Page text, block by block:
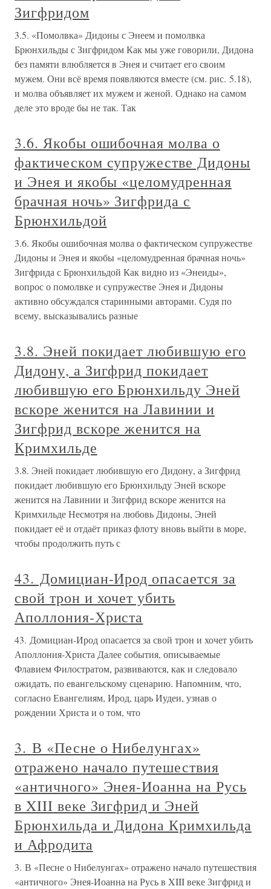
Зигфридом
3.5. «Помолвка» Дидоны с Энеем и помолвка
Брюнхильды с Зигфридом Как мы уже говорили, Дидона
без памяти влюбляется в Энея и считает его своим
мужем. Они всё время появляются вместе (см. рис. 5.18),
и молва объявляет их мужем и женой. Однако на самом
деле это вроде бы не так. Так
3.6. Якобы ошибочная молва о
фактическом супружестве Дидоны
и Энея и якобы «целомудренная
брачная ночь» Зигфрида с
Брюнхильдой
3.6. Якобы ошибочная молва о фактическом супружестве
Дидоны и Энея и якобы «целомудренная брачная ночь»
Зигфрида с Брюнхильдой Как видно из «Энеиды»,
вопрос о помолвке и супружестве Энея и Дидоны
активно обсуждался старинными авторами. Судя по
всему, высказывались разные
3.8. Эней покидает любившую его
Дидону, а Зигфрид покидает
любившую его Брюнхильду Эней
вскоре женится на Лавинии и
Зигфрид вскоре женится на
Кримхильде
3.8. Эней покидает любившую его Дидону, а Зигфрид
покидает любившую его Брюнхильду Эней вскоре
женится на Лавинии и Зигфрид вскоре женится на
Кримхильде Несмотря на любовь Дидоны, Эней
покидает её и отдаёт приказ флоту вновь выйти в море,
чтобы продолжить путь с
43. Домициан-Ирод опасается за
свой трон и хочет убить
Аполлония-Христа
43. Домициан-Ирод опасается за свой трон и хочет убить
Аполлония-Христа Далее события, описываемые
Флавием Филостратом, развиваются, как и следовало
ожидать, по евангельскому сценарию. Напомним, что,
согласно Евангелиям, Ирод, царь Иудеи, узнав о
рождении Христа и о том, что
3. В «Песне о Нибелунгах»
отражено начало путешествия
«античного» Энея-Иоанна на Русь
в XIII веке Зигфрид и Эней
Брюнхильда и Дидона Кримхильда
и Афродита
3. В «Песне о Нибелунгах» отражено начало путешествия
«античного» Энея-Иоанна на Русь в XIII веке Зигфрид и